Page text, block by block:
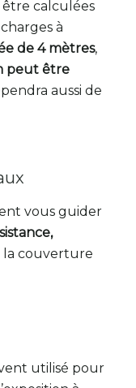
calculées
à
de 4 mètres,
peut être
aussi de
vous guider
la couverture
utilisé pour